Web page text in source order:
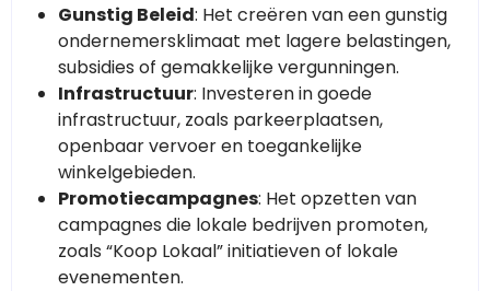
Gunstig Beleid: Het creëren van een gunstig
ondernemersklimaat met lagere belastingen,
subsidies of gemakkelijke vergunningen.
Infrastructuur: Investeren in goede
infrastructuur, zoals parkeerplaatsen,
openbaar vervoer en toegankelijke
winkelgebieden.
Promotiecampagnes: Het opzetten van
campagnes die lokale bedrijven promoten,
zoals “Koop Lokaal” initiatieven of lokale
evenementen.